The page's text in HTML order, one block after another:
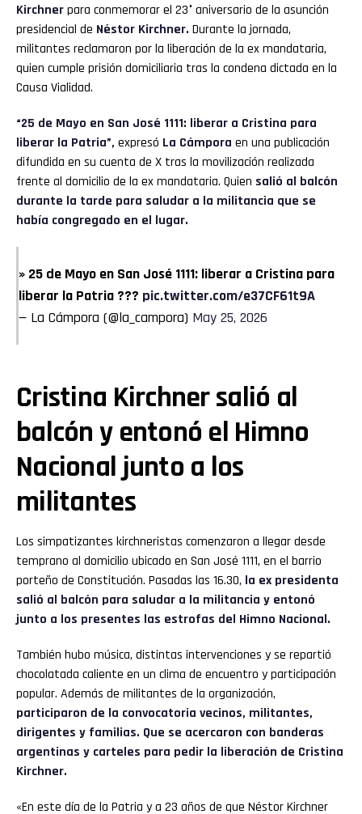
Kirchnerpara conmemorar el 23° aniversario de la asunción
presidencial de Néstor Kirchner. Durante la jornada,
militantes reclamaron por la liberación de la ex mandataria,
quien cumple prisión domiciliaria tras la condena dictada en la
Causa Vialidad.
“25 de Mayo en San José 1111: liberar a Cristina para
liberar la Patria”, expresó La Cámpora en una publicación
difundida en su cuenta de X tras la movilización realizada
frente al domicilio de la ex mandataria. Quien salió al balcón
durante la tarde para saludar a la militancia que se
había congregado en el lugar.
» 25 de Mayo en San José 1111: liberar a Cristina para
liberar la Patria ??? pic.twitter.com/e37CF61t9A
— La Cámpora (@la_campora) May 25, 2026
Cristina Kirchner salió al
balcón y entonó el Himno
Nacional junto a los
militantes
Los simpatizantes kirchneristas comenzaron a llegar desde
temprano al domicilio ubicado en San José 1111, en el barrio
porteño de Constitución. Pasadas las 16.30, la ex presidenta
salió al balcón para saludar a la militancia y entonó
junto a los presentes las estrofas del Himno Nacional.
También hubo música, distintas intervenciones y se repartió
chocolatada caliente en un clima de encuentro y participación
popular. Además de militantes de la organización,
participaron de la convocatoria vecinos, militantes,
dirigentes y familias. Que se acercaron con banderas
argentinas y carteles para pedir la liberación de Cristina
Kirchner.
«En este día de la Patria y a 23 años de que Néstor Kirchner